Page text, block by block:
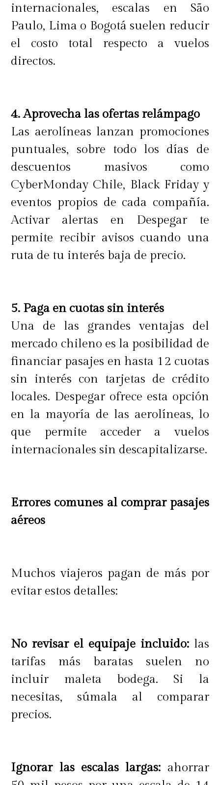
internacionales, escalas en São
Paulo, Lima o Bogotá suelen reducir
el costo total respecto a vuelos
directos.
4. Aprovecha las ofertas relámpago
Las aerolíneas lanzan promociones
puntuales, sobre todo los días de
descuentos masivos como
CyberMonday Chile, Black Friday y
eventos propios de cada compañía.
Activar alertas en Despegar te
permite recibir avisos cuando una
ruta de tu interés baja de precio.
5. Paga en cuotas sin interés
Una de las grandes ventajas del
mercado chileno es la posibilidad de
financiar pasajes en hasta 12 cuotas
sin interés con tarjetas de crédito
locales. Despegar ofrece esta opción
en la mayoría de las aerolíneas, lo
que permite acceder a vuelos
internacionales sin descapitalizarse.
Errores comunes al comprar pasajes
aéreos
Muchos viajeros pagan de más por
evitar estos detalles:
No revisar el equipaje incluido:las
tarifas más baratas suelen no
incluir maleta bodega. Si la
necesitas, súmala al comparar
precios.
Ignorar las escalas largas: ahorrar